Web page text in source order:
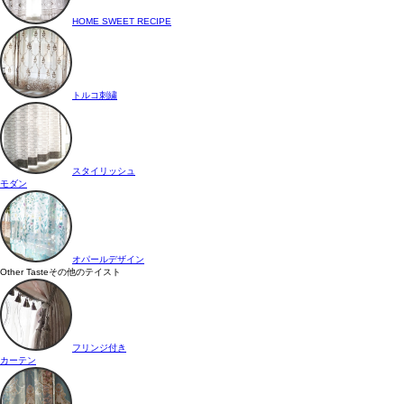
HOME SWEET RECIPE
トルコ刺繍
スタイリッシュ
モダン
オパールデザイン
Other Tasteその他のテイスト
フリンジ付き
カーテン